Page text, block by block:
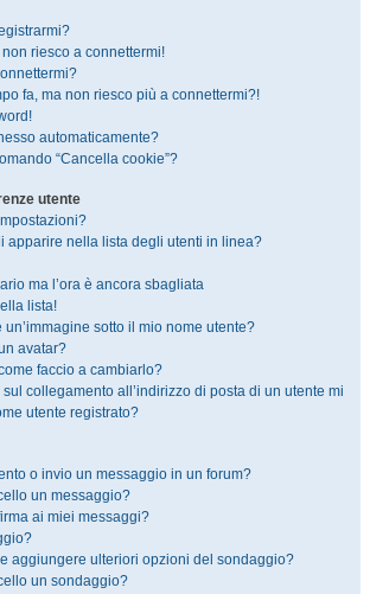
riesco a connettermi!
fa, ma non riesco più a connettermi?!
automaticamente?
“Cancella cookie”?
utente
apparire nella lista degli utenti in linea?
ma l’ora è ancora sbagliata
lista!
sotto il mio nome utente?
avatar?
faccio a cambiarlo?
collegamento all’indirizzo di posta di un utente mi
utente registrato?
o invio un messaggio in un forum?
un messaggio?
ai miei messaggi?
aggiungere ulteriori opzioni del sondaggio?
un sondaggio?